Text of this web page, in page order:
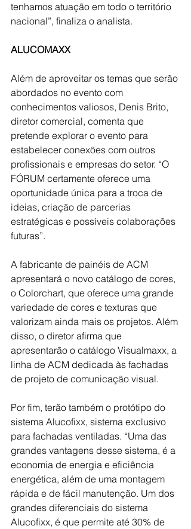
tenhamos atuação em todo o território
nacional”, finaliza o analista.
ALUCOMAXX
Além de aproveitar os temas que serão
abordados no evento com
conhecimentos valiosos, Denis Brito,
diretor comercial, comenta que
pretende explorar o evento para
estabelecer conexões com outros
profissionais e empresas do setor. “O
FÓRUM certamente oferece uma
oportunidade única para a troca de
ideias, criação de parcerias
estratégicas e possíveis colaborações
futuras”.
A fabricante de painéis de ACM
apresentará o novo catálogo de cores,
o Colorchart, que oferece uma grande
variedade de cores e texturas que
valorizam ainda mais os projetos. Além
disso, o diretor afirma que
apresentarão o catálogo Visualmaxx, a
linha de ACM dedicada às fachadas
de projeto de comunicação visual.
Por fim, terão também o protótipo do
sistema Alucofixx, sistema exclusivo
para fachadas ventiladas. “Uma das
grandes vantagens desse sistema, é a
economia de energia e eficiência
energética, além de uma montagem
rápida e de fácil manutenção. Um dos
grandes diferenciais do sistema
Alucofixx, é que permite até 30% de